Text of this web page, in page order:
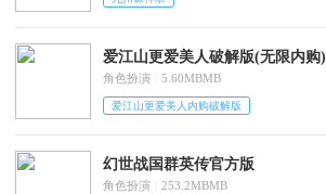
爱江山更爱美人破解版(无限内购)
角色扮演 5.60MBMB
爱江山更爱美人内购破解版
幻世战国群英传官方版
角色扮演 253.2MBMB